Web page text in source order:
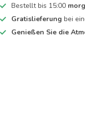
Bestellt bis 15:00
Gratislieferung bei
Genießen Sie die